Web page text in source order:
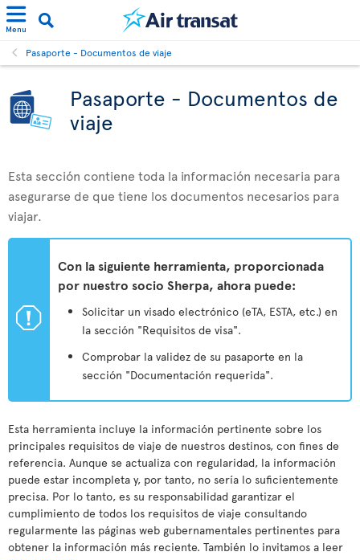
Menu
Pasaporte - Documentos de viaje
Pasaporte - Documentos de
viaje
Esta sección contiene toda la información necesaria para
asegurarse de que tiene los documentos necesarios para
viajar.
ü
Con la siguiente herramienta, proporcionada
por nuestro socio Sherpa, ahora puede:
Solicitar un visado electrónico (eTA, ESTA, etc.) en
la sección "Requisitos de visa".
Comprobar la validez de su pasaporte en la
sección "Documentación requerida".
Esta herramienta incluye la información pertinente sobre los
principales requisitos de viaje de nuestros destinos, con fines de
referencia. Aunque se actualiza con regularidad, la información
puede estar incompleta y, por tanto, no sería lo suficientemente
precisa. Por lo tanto, es su responsabilidad garantizar el
cumplimiento de todos los requisitos de viaje consultando
regularmente las páginas web gubernamentales pertinentes para
obtener la información más reciente. También lo invitamos a leer